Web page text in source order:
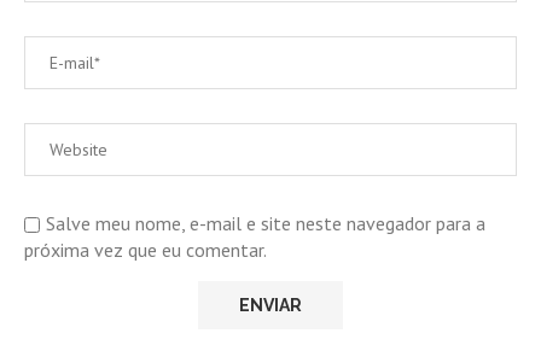
Salve meu nome, e-mail e site neste navegador para a
próxima vez que eu comentar.